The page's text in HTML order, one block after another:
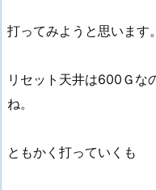
打ってみようと思います。
リセット天井は600Ｇな
ね。
ともかく打っていくも